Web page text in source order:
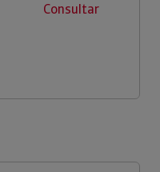
Consultar